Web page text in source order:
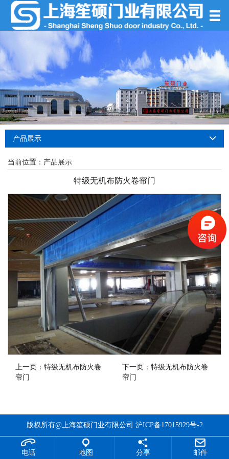
产品展示
当前位置： 产品展示
特级无机布防火卷帘门
上一页： 特级无机布防火卷
帘门
下一页： 特级无机布防火卷
帘门
版权所有@上海笙硕门业有限公司 沪ICP备17015929号-2
电话 地图 分享 邮件